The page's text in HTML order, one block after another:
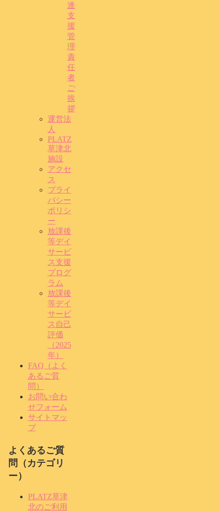
達
支
援
管
理
責
任
者
ご
挨
拶
運営法
人
PLATZ
草津北
施設
アクセ
ス
プライ
バシー
ポリシ
ー
放課後
等デイ
サービ
ス支援
プログ
ラム
放課後
等デイ
サービ
ス自己
評価
（2025
年）
FAQ（よく
あるご質
問）
お問い合わ
せフォーム
サイトマッ
プ
よくあるご質
問（カテゴリ
ー）
PLATZ草津
北のご利用